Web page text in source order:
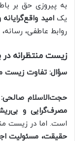
به پیروزی حق بر
یکامید
روابط عاطفی،
زیست منتظرانه در
سؤال: تفاوت زیست
حجت‌الاسلام صالحی:
مصرف‌گرایی و
است. اما در زیست
حقیقت، مسئولیت